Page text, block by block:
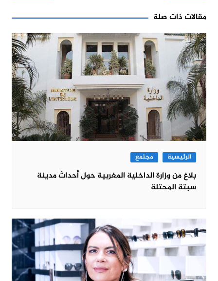
مقالات ذات صلة
الرئيسية مجتمع
بلاغ من وزارة الداخلية المغربية حول أحداث مدينة
سبتة المحتلة